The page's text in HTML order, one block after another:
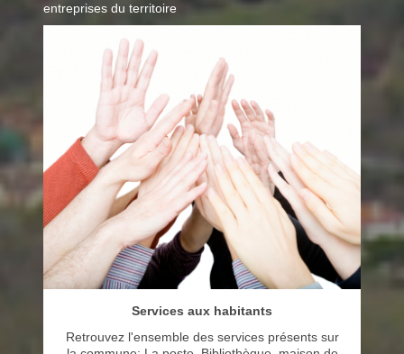
entreprises du territoire
Services aux habitants
Retrouvez l'ensemble des services présents sur